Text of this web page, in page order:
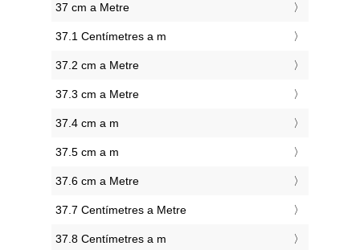
37 cm a Metre
37.1 Centímetres a m
37.2 cm a Metre
37.3 cm a Metre
37.4 cm a m
37.5 cm a m
37.6 cm a Metre
37.7 Centímetres a Metre
37.8 Centímetres a m